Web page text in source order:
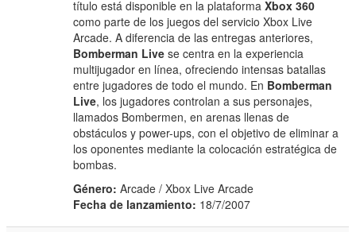
título está disponible en la plataformaXbox 360
como parte de los juegos del servicio Xbox Live
Arcade. A diferencia de las entregas anteriores,
Bomberman Live se centra en la experiencia
multijugador en línea, ofreciendo intensas batallas
entre jugadores de todo el mundo. En Bomberman
Live, los jugadores controlan a sus personajes,
llamados Bombermen, en arenas llenas de
obstáculos y power-ups, con el objetivo de eliminar a
los oponentes mediante la colocación estratégica de
bombas.
Género: Arcade / Xbox Live Arcade
Fecha de lanzamiento: 18/7/2007